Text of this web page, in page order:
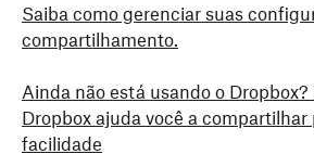
Saiba como gerenciar suas
compartilhamento.
Ainda não está usando o Dropbox?
Dropbox ajuda você a compartilhar
facilidade